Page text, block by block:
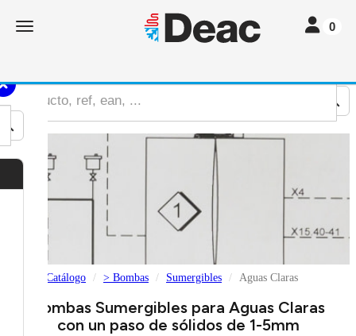
Toggle navigation Toggle
0
Catálogo > Bombas Sumergibles Aguas Claras
Bombas Sumergibles para Aguas Claras
con un paso de sólidos de 1-5mm